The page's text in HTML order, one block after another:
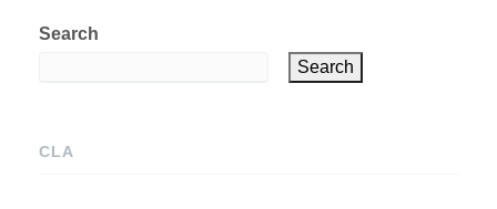
Search
Search
CLA